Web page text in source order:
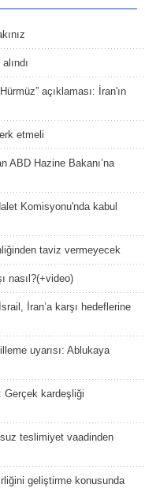
açıklaması: İran'ın
etmeli
ABD Hazine Bakanı’na
Komisyonu'nda kabul
taviz vermeyecek
nasıl?(+video)
İran’a karşı hedeflerine
uyarısı: Ablukaya
Gerçek kardeşliği
teslimiyet vaadinden
geliştirme konusunda